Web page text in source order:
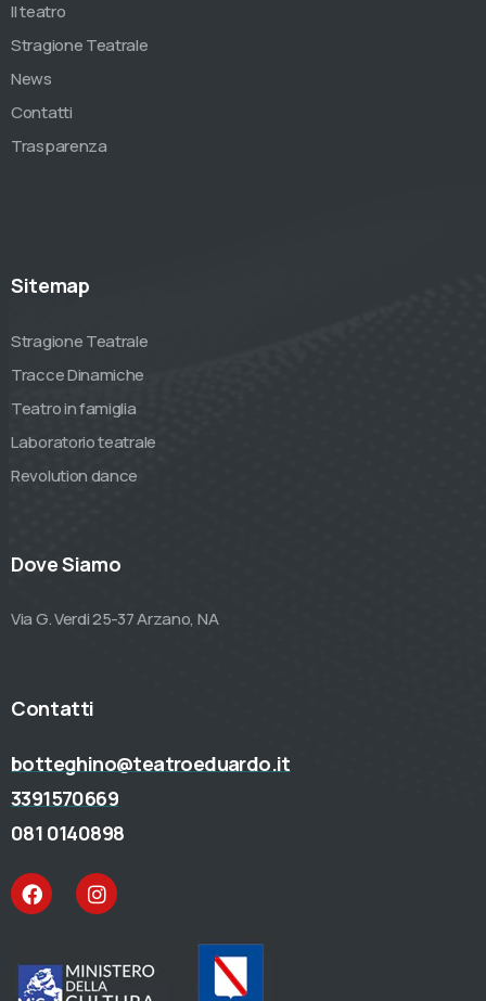
Il teatro
Stragione Teatrale
News
Contatti
Trasparenza
Sitemap
Stragione Teatrale
Tracce Dinamiche
Teatro in famiglia
Laboratorio teatrale
Revolution dance
Dove Siamo
Via G. Verdi 25-37 Arzano, NA
Contatti
botteghino@teatroeduardo.it
3391570669
081 0140898